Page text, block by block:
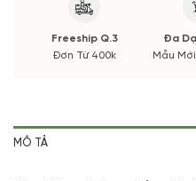
đảm bảo phong cách cắm,
Nếu có thay đổi về Hoa phụ
Freeship Q.3
Đơn Từ 400k
Đa
Mẫu
MÔ TẢ